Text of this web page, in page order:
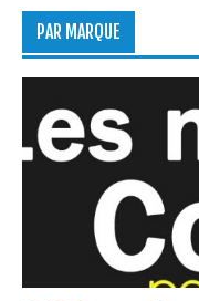
PAR MARQUE